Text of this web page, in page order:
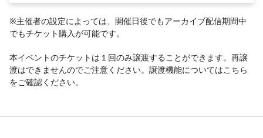
※主催者の設定によっては、開催日後でもアーカイブ配信期間中
でもチケット購入が可能です。
本イベントのチケットは１回のみ譲渡することができます。再譲
渡はできませんのでご注意ください。譲渡機能についてはこちら
をご確認ください。